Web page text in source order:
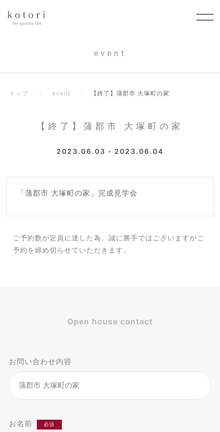
event
トップ event 【終了】蒲郡市 大塚町の家
【終了】蒲郡市 大塚町の家
2023.06.03 - 2023.06.04
「蒲郡市 大塚町の家」完成見学会
ご予約数が定員に達した為、誠に勝手ではございますがご
予約を締め切らせていただきます。
Open house contact
お問い合わせ内容
お名前 必須